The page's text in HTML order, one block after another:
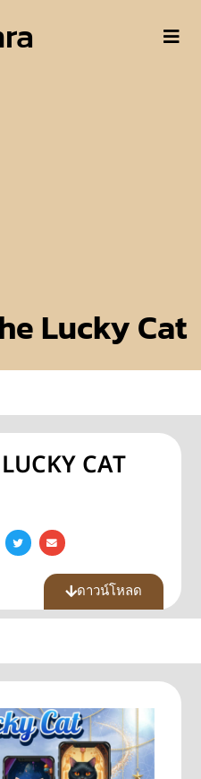
Lucky Cat
CAT
ดาวน์โหลด